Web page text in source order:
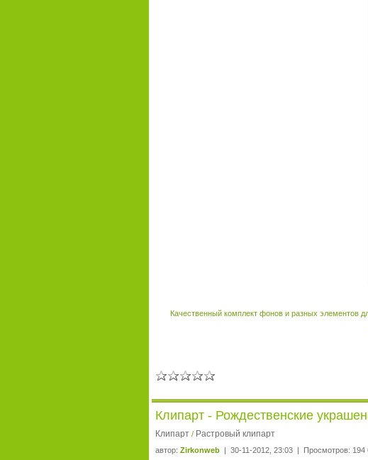
Качественный комплект фонов и разных элементов
Клипарт - Рождественские
Клипарт / Растровый клипарт
автор: Zirkonweb | 30-11-2012, 23:03 | Просмотров: 194